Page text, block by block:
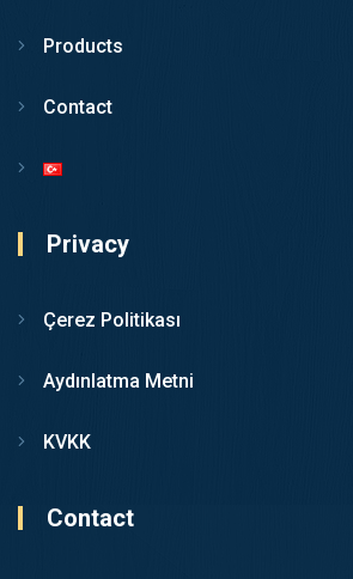
Products
Contact
Privacy
Çerez Politikası
Aydınlatma Metni
KVKK
Contact